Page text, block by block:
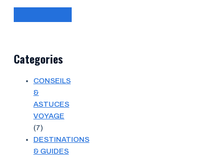
Categories
CONSEILS
&
ASTUCES
VOYAGE
(7)
DESTINATIONS
& GUIDES